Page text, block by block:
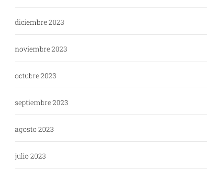
diciembre 2023
noviembre 2023
octubre 2023
septiembre 2023
agosto 2023
julio 2023